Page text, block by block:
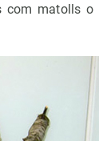
matolls